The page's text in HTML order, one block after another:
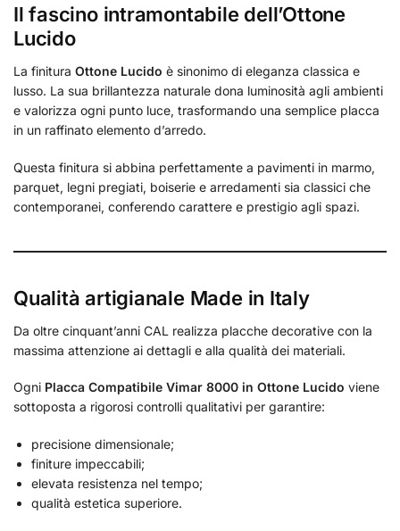
Il fascino intramontabile dell’Ottone
Lucido
La finitura Ottone Lucido è sinonimo di eleganza classica e
lusso. La sua brillantezza naturale dona luminosità agli ambienti
e valorizza ogni punto luce, trasformando una semplice placca
in un raffinato elemento d’arredo.
Questa finitura si abbina perfettamente a pavimenti in marmo,
parquet, legni pregiati, boiserie e arredamenti sia classici che
contemporanei, conferendo carattere e prestigio agli spazi.
Qualità artigianale Made in Italy
Da oltre cinquant’anni CAL realizza placche decorative con la
massima attenzione ai dettagli e alla qualità dei materiali.
Ogni Placca Compatibile Vimar 8000 in Ottone Lucido viene
sottoposta a rigorosi controlli qualitativi per garantire:
precisione dimensionale;
finiture impeccabili;
elevata resistenza nel tempo;
qualità estetica superiore.